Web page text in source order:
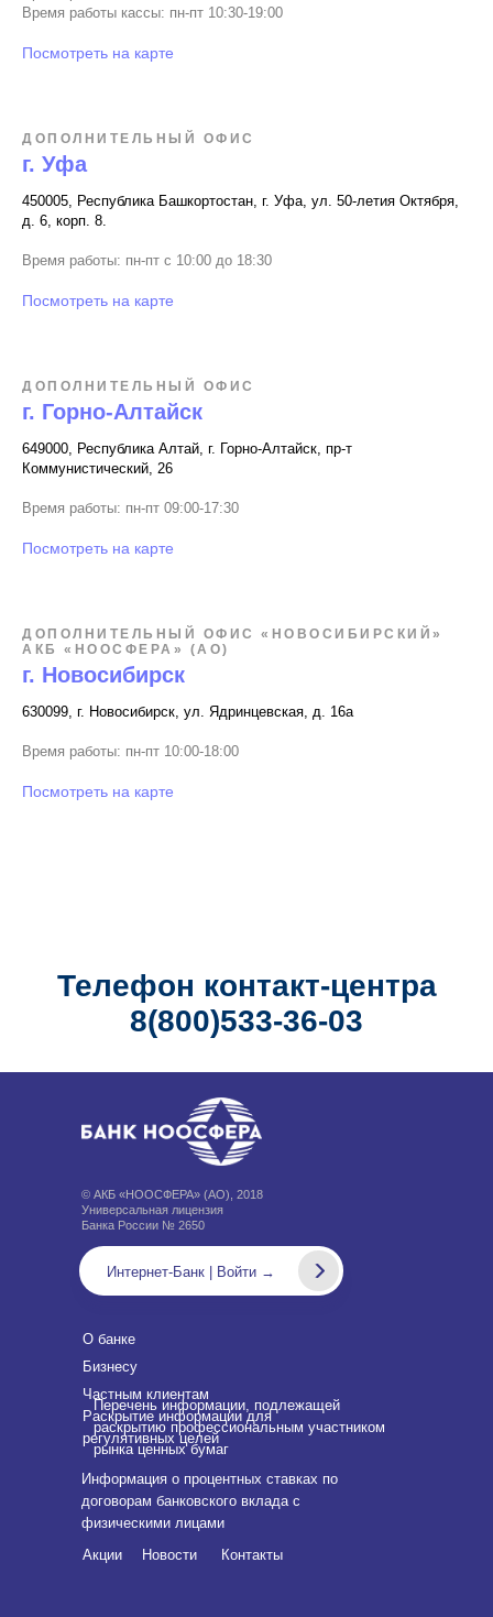
Время работы кассы: пн-пт 10:30-19:00
Посмотреть на карте
ДОПОЛНИТЕЛЬНЫЙ ОФИС
г. Уфа
450005, Республика Башкортостан, г. Уфа, ул. 50-летия Октября,
д. 6, корп. 8.
Время работы: пн-пт с 10:00 до 18:30
Посмотреть на карте
ДОПОЛНИТЕЛЬНЫЙ ОФИС
г. Горно-Алтайск
649000, Республика Алтай, г. Горно-Алтайск, пр-т
Коммунистический, 26
Время работы: пн-пт 09:00-17:30
Посмотреть на карте
ДОПОЛНИТЕЛЬНЫЙ ОФИС «НОВОСИБИРСКИЙ»
АКБ «НООСФЕРА» (АО)
г. Новосибирск
630099, г. Новосибирск, ул. Ядринцевская, д. 16а
Время работы: пн-пт 10:00-18:00
Посмотреть на карте
Телефон контакт-центра
8(800)533-36-03
Интернет-Банк | Войти →
© АКБ «НООСФЕРА» (АО), 2018
Универсальная лицензия
Банка России № 2650
О банке
Бизнесу
Частным клиентам
Акции Новости
Раскрытие информации для
регулятивных целей
Контакты
Информация о процентных ставках по
договорам банковского вклада с
физическими лицами
Перечень информации, подлежащей
раскрытию профессиональным участником
рынка ценных бумаг